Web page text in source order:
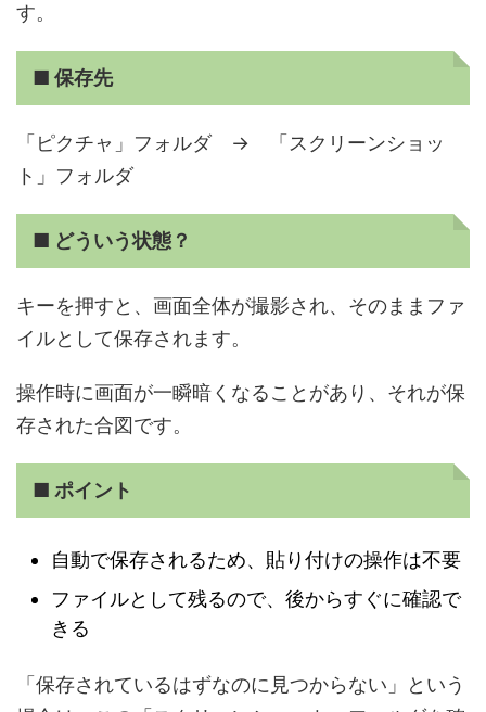
す。
■ 保存先
「ピクチャ」フォルダ → 「スクリーンショッ
ト」フォルダ
■ どういう状態？
キーを押すと、画面全体が撮影され、そのままファ
イルとして保存されます。
操作時に画面が一瞬暗くなることがあり、それが保
存された合図です。
■ ポイント
自動で保存されるため、貼り付けの操作は不要
ファイルとして残るので、後からすぐに確認で
きる
「保存されているはずなのに見つからない」という